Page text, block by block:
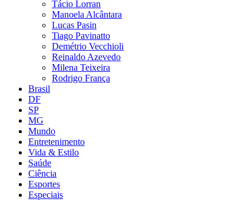
Tácio Lorran
Manoela Alcântara
Lucas Pasin
Tiago Pavinatto
Demétrio Vecchioli
Reinaldo Azevedo
Milena Teixeira
Rodrigo França
Brasil
DF
SP
MG
Mundo
Entretenimento
Vida & Estilo
Saúde
Ciência
Esportes
Especiais